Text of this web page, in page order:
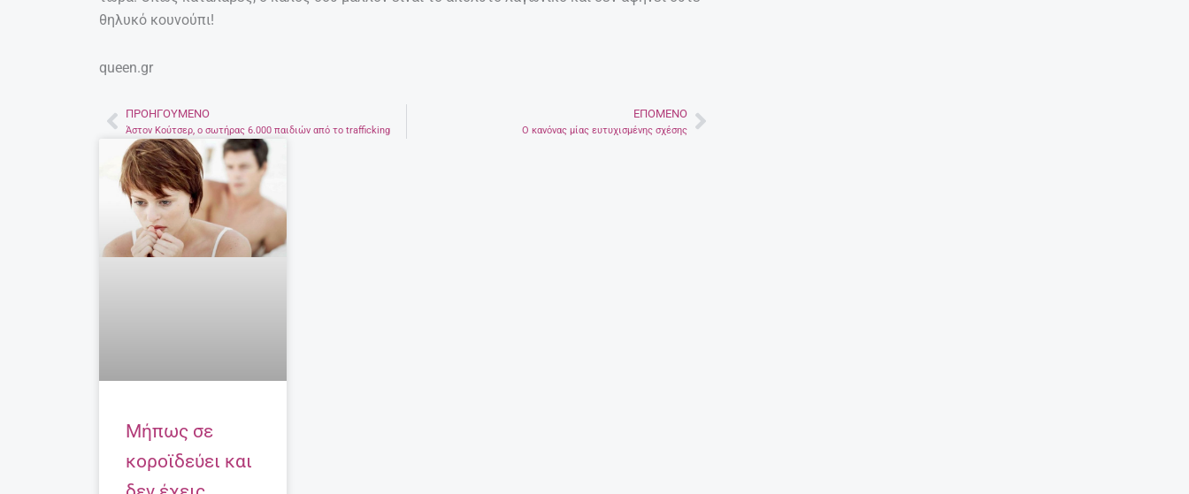
θηλυκό κουνούπι!
queen.gr
Prev
ΠΡΟΗΓΟΎΜΕΝΟ
Άστον Κούτσερ, ο σωτήρας 6.000 παιδιών από το trafficking
ΕΠΌΜΕΝΟ
Ο κανόνας μίας ευτυχισμένης σχέσηςNext
Μήπως σε
κοροϊδεύει και